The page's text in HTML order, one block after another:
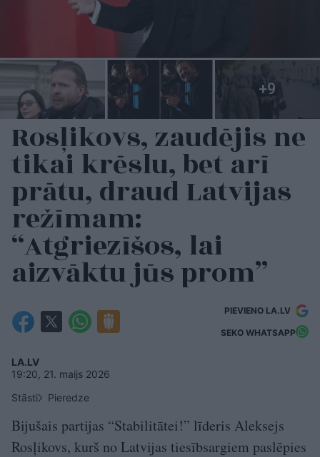
Rosļikovs, zaudējis ne
tikai krēslu, bet arī
prātu, draud Latvijas
režīmam:
“Atgriezīšos, lai
aizvāktu jūs prom”
PIEVIENO LA.LV
SEKO WHATSAPP
LA.LV
19:20, 21. maijs 2026
Stāsti
Pieredze
Bijušais partijas “Stabilitātei!” līderis Aleksejs
Rosļikovs, kurš no Latvijas tiesībsargiem paslēpies